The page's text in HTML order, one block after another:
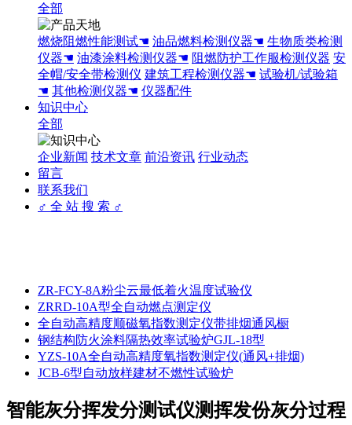
全部
燃烧阻燃性能测试☚ 油品燃料检测仪器☚ 生物质类检测
仪器☚ 油漆涂料检测仪器☚ 阻燃防护工作服检测仪器 安
全帽/安全带检测仪 建筑工程检测仪器☚ 试验机/试验箱
☚ 其他检测仪器☚ 仪器配件
知识中心
全部
企业新闻 技术文章 前沿资讯 行业动态
留言
联系我们
♂ 全 站 搜 索 ♂
ZR-FCY-8A粉尘云最低着火温度试验仪
ZRRD-10A型全自动燃点测定仪
全自动高精度顺磁氧指数测定仪带排烟通风橱
钢结构防火涂料隔热效率试验炉GJL-18型
YZS-10A全自动高精度氧指数测定仪(通风+排烟)
JCB-6型自动放样建材不燃性试验炉
智能灰分挥发分测试仪测挥发份灰分过程